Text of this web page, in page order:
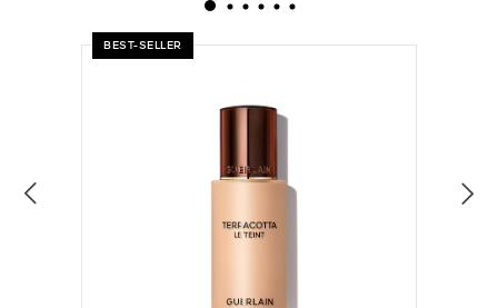
BEST-SELLER